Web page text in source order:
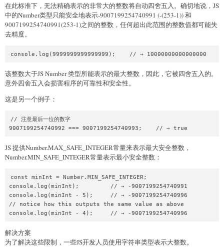
在此标准下，无法精确表示的非常大的整数将自动四舍五入。确切地说，JS
中的Number类型只能安全地表示-9007199254740991 (-(253-1)) 和
9007199254740991(253-1)之间的整数，任何超出此范围的整数值都可能失
去精度。
该整数大于JS Number 类型所能表示的最大整数，因此，它被四舍五入的。
意外四舍五入会损害程序的可靠性和安全性。
这是另一个例子：
// 注意最后一位的数字
JS 提供Number.MAX_SAFE_INTEGER常量来表示最大安全整数，
Number.MIN_SAFE_INTEGER常量表示最小安全整数：
const minInt = Number.MIN_SAFE_INTEGER;
console.log(minInt);         // → -9007199254740991
console.log(minInt - 5);     // → -9007199254740996
// notice how this outputs the same value as above
解决方案
为了解决这些限制，一些JS开发人员使用字符串类型表示大整数。